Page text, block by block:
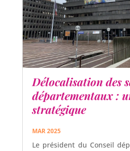
Délocalisation des
départementaux :
stratégique
MAR 2025
Le président du Conseil